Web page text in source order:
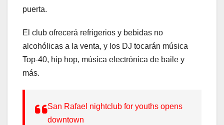
puerta.
El club ofrecerá refrigerios y bebidas no
alcohólicas a la venta, y los DJ tocarán música
Top-40, hip hop, música electrónica de baile y
más.
San Rafael nightclub for youths opens
downtown